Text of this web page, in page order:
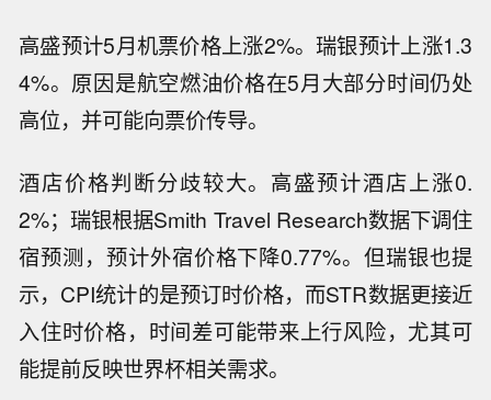
高盛预计5月机票价格上涨2%。瑞银预计上涨1.3
4%。原因是航空燃油价格在5月大部分时间仍处
高位，并可能向票价传导。
酒店价格判断分歧较大。高盛预计酒店上涨0.
2%；瑞银根据Smith Travel Research数据下调住
宿预测，预计外宿价格下降0.77%。但瑞银也提
示，CPI统计的是预订时价格，而STR数据更接近
入住时价格，时间差可能带来上行风险，尤其可
能提前反映世界杯相关需求。